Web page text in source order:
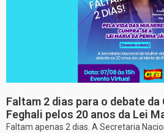
Faltam 2 dias para o debate
Feghali pelos 20 anos da Lei
Faltam apenas 2 dias. A Secretaria